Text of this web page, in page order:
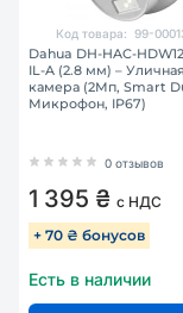
Код товара: 99-
Dahua DH-HAC-
IL-A (2.8 мм) –
камера (2Мп, Smart
Микрофон, IP67)
0 отзывов
1 395 ₴ с НДС
+ 70 ₴ бонусов
Есть в наличии